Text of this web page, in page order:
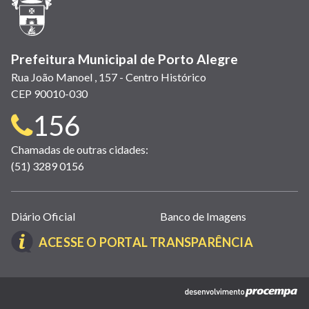
Prefeitura Municipal de Porto Alegre
Rua João Manoel , 157 - Centro Histórico
CEP 90010-030
Telefone
para
contato:
156
Chamadas de outras cidades:
(51) 3289 0156
Links
úteis
(abrem
nova
Diário Oficial Banco de Imagens
ACESSE O PORTAL TRANSPARÊNCIA(LINK
EM
NOVA